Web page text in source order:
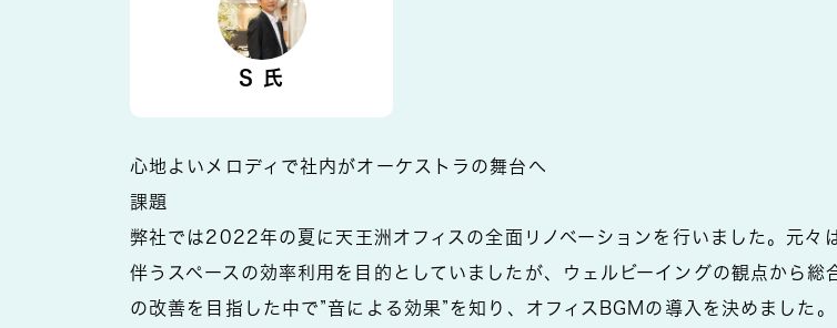
S 氏
心地よいメロディで社内がオーケストラの舞台へ
課題
弊社では2022年の夏に天王洲オフィスの全面リノベーションを行いました。元々
伴うスペースの効率利用を目的としていましたが、ウェルビーイングの観点から総
の改善を目指した中で”音による効果”を知り、オフィスBGMの導入を決めました。